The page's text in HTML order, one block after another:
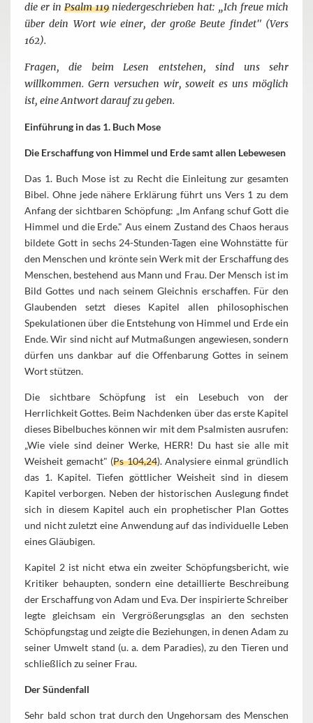
die er in Psalm 119niedergeschrieben hat: „Ich freue mich
über dein Wort wie einer, der große Beute findet" (Vers
162).
Fragen, die beim Lesen entstehen, sind uns sehr
willkommen. Gern versuchen wir, soweit es uns möglich
ist, eine Antwort darauf zu geben.
Einführung in das 1. Buch Mose
Die Erschaffung von Himmel und Erde samt allen Lebewesen
Das 1. Buch Mose ist zu Recht die Einleitung zur gesamten
Bibel. Ohne jede nähere Erklärung führt uns Vers 1 zu dem
Anfang der sichtbaren Schöpfung: „Im Anfang schuf Gott die
Himmel und die Erde." Aus einem Zustand des Chaos heraus
bildete Gott in sechs 24-Stunden-Tagen eine Wohnstätte für
den Menschen und krönte sein Werk mit der Erschaffung des
Menschen, bestehend aus Mann und Frau. Der Mensch ist im
Bild Gottes und nach seinem Gleichnis erschaffen. Für den
Glaubenden setzt dieses Kapitel allen philosophischen
Spekulationen über die Entstehung von Himmel und Erde ein
Ende. Wir sind nicht auf Mutmaßungen angewiesen, sondern
dürfen uns dankbar auf die Offenbarung Gottes in seinem
Wort stützen.
Die sichtbare Schöpfung ist ein Lesebuch von der
Herrlichkeit Gottes. Beim Nachdenken über das erste Kapitel
dieses Bibelbuches können wir mit dem Psalmisten ausrufen:
„Wie viele sind deiner Werke, HERR! Du hast sie alle mit
Weisheit gemacht" (Ps 104,24). Analysiere einmal gründlich
das 1. Kapitel. Tiefen göttlicher Weisheit sind in diesem
Kapitel verborgen. Neben der historischen Auslegung findet
sich in diesem Kapitel auch ein prophetischer Plan Gottes
und nicht zuletzt eine Anwendung auf das individuelle Leben
eines Gläubigen.
Kapitel 2 ist nicht etwa ein zweiter Schöpfungsbericht, wie
Kritiker behaupten, sondern eine detaillierte Beschreibung
der Erschaffung von Adam und Eva. Der inspirierte Schreiber
legte gleichsam ein Vergrößerungsglas an den sechsten
Schöpfungstag und zeigte die Beziehungen, in denen Adam zu
seiner Umwelt stand (u. a. dem Paradies), zu den Tieren und
schließlich zu seiner Frau.
Der Sündenfall
Sehr bald schon trat durch den Ungehorsam des Menschen